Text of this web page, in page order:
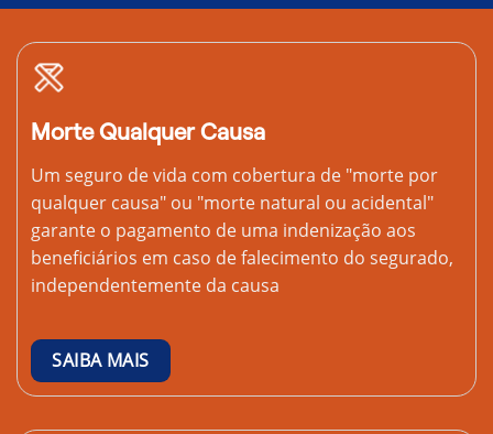
Morte Qualquer Causa
Um seguro de vida com cobertura de "morte por
qualquer causa" ou "morte natural ou acidental"
garante o pagamento de uma indenização aos
beneficiários em caso de falecimento do segurado,
independentemente da causa
SAIBA MAIS